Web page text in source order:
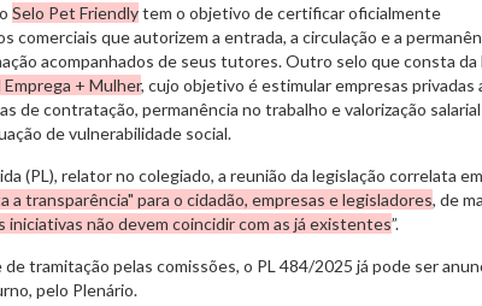
Selo Pet Friendlytem o objetivo de certificar oficialmente
comerciais que autorizem a entrada, a circulação e a
acompanhados de seus tutores. Outro selo que consta da
Emprega + Mulher, cujo objetivo é estimular empresas privadas
de contratação, permanência no trabalho e valorização
de vulnerabilidade social.
(PL), relator no colegiado, a reunião da legislação correlata
a transparência" para o cidadão, empresas e legisladores, de
iniciativas não devem coincidir com as já existentes”.
de tramitação pelas comissões, o PL 484/2025 já pode ser
pelo Plenário.